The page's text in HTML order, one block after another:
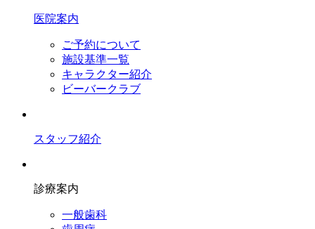
医院案内
ご予約について
施設基準一覧
キャラクター紹介
ビーバークラブ
スタッフ紹介
診療案内
一般歯科